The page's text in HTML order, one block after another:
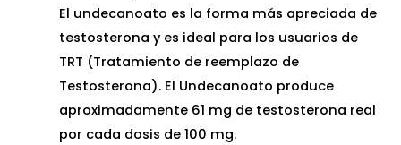
El undecanoato es la forma más apreciada de
testosterona y es ideal para los usuarios de
TRT (Tratamiento de reemplazo de
Testosterona). El Undecanoato produce
aproximadamente 61 mg de testosterona real
por cada dosis de 100 mg.